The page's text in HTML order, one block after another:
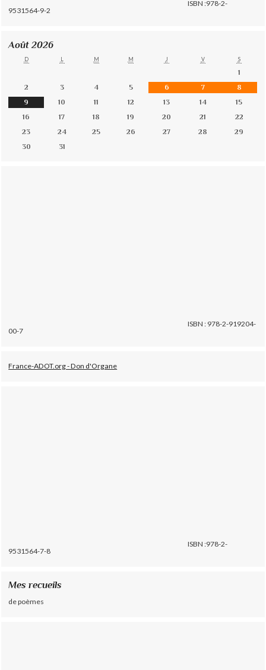
ISBN :978-2-
9531564-9-2
Août 2026
D L M M J V S
1
2
3 4 5 6 7
8
9
10 11 12 13 14
15
16
17 18 19 20 21
22
23
24 25 26 27 28
29
30
31
ISBN : 978-2-919204-
00-7
France-ADOT.org - Don d'Organe
ISBN :978-2-
9531564-7-8
Mes recueils
de poèmes